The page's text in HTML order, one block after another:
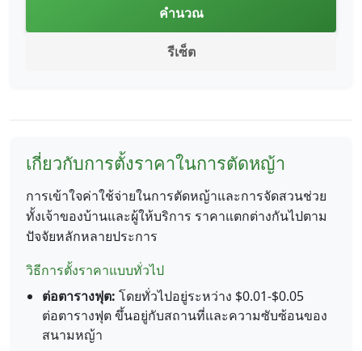
คำนวณ
รีเซ็ต
เกี่ยวกับการตั้งราคาในการตัดหญ้า
การเข้าใจค่าใช้จ่ายในการตัดหญ้าและการจัดสวนช่วย
ทั้งเจ้าของบ้านและผู้ให้บริการ ราคาแตกต่างกันไปตาม
ปัจจัยหลักหลายประการ
วิธีการตั้งราคาแบบทั่วไป
ต่อตารางฟุต: โดยทั่วไปอยู่ระหว่าง $0.01-$0.05
ต่อตารางฟุต ขึ้นอยู่กับสถานที่และความซับซ้อนของ
สนามหญ้า